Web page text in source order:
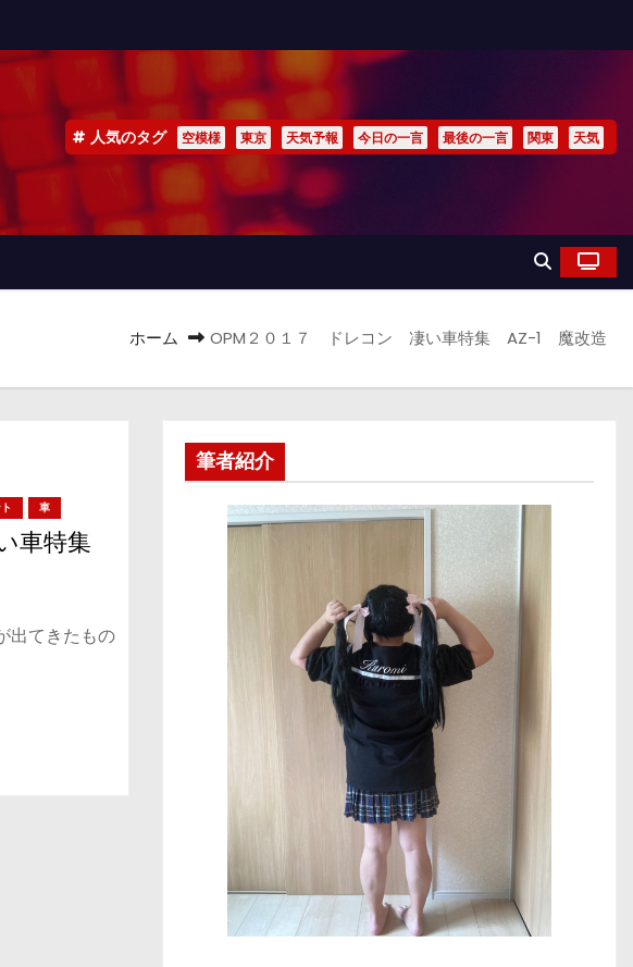
人気のタグ 空模様 東京 天気予報 今日の一言 最後の一言 関東 天気
ホーム OPM２０１７ ドレコン 凄い車特集 AZ-1 魔改造
車
車特集
出てきたもの
筆者紹介